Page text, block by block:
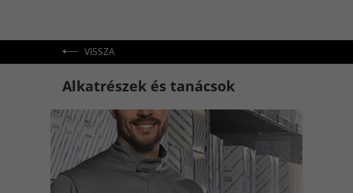
VISSZA
Alkatrészek és tanácsok